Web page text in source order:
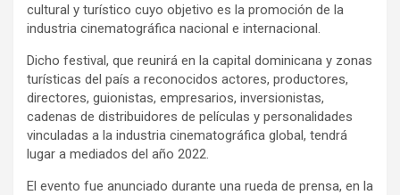
cultural y turístico cuyo objetivo es la promoción de la
industria cinematográfica nacional e internacional.
Dicho festival, que reunirá en la capital dominicana y zonas
turísticas del país a reconocidos actores, productores,
directores, guionistas, empresarios, inversionistas,
cadenas de distribuidores de películas y personalidades
vinculadas a la industria cinematográfica global, tendrá
lugar a mediados del año 2022.
El evento fue anunciado durante una rueda de prensa, en la